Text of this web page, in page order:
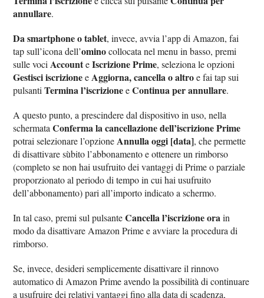
annullare.
Da smartphone o tablet, invece, avvia l’app di Amazon, fai
tap sull’icona dell’ominocollocata nel menu in basso, premi
sulle voci AccounteIscrizione Prime, seleziona le opzioni
Gestisci iscrizionee Aggiorna, cancella o altroe fai tap sui
pulsantiTermina l’iscrizioneeContinua per annullare.
A questo punto, a prescindere dal dispositivo in uso, nella
schermataConferma la cancellazione dell’iscrizione Prime
potrai selezionare l’opzione Annulla oggi [data], che permette
di disattivare sùbito l’abbonamento e ottenere un rimborso
(completo se non hai usufruito dei vantaggi di Prime o parziale
proporzionato al periodo di tempo in cui hai usufruito
dell’abbonamento) pari all’importo indicato a schermo.
In tal caso, premi sul pulsanteCancella l’iscrizione orain
modo da disattivare Amazon Prime e avviare la procedura di
rimborso.
Se, invece, desideri semplicemente disattivare il rinnovo
automatico di Amazon Prime avendo la possibilità di continuare
a usufruire dei relativi vantaggi fino alla data di scadenza,